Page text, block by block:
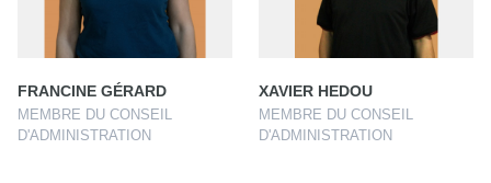
FRANCINE GÉRARD
MEMBRE DU CONSEIL
D'ADMINISTRATION
XAVIER HEDOU
MEMBRE DU CONSEIL
D'ADMINISTRATION